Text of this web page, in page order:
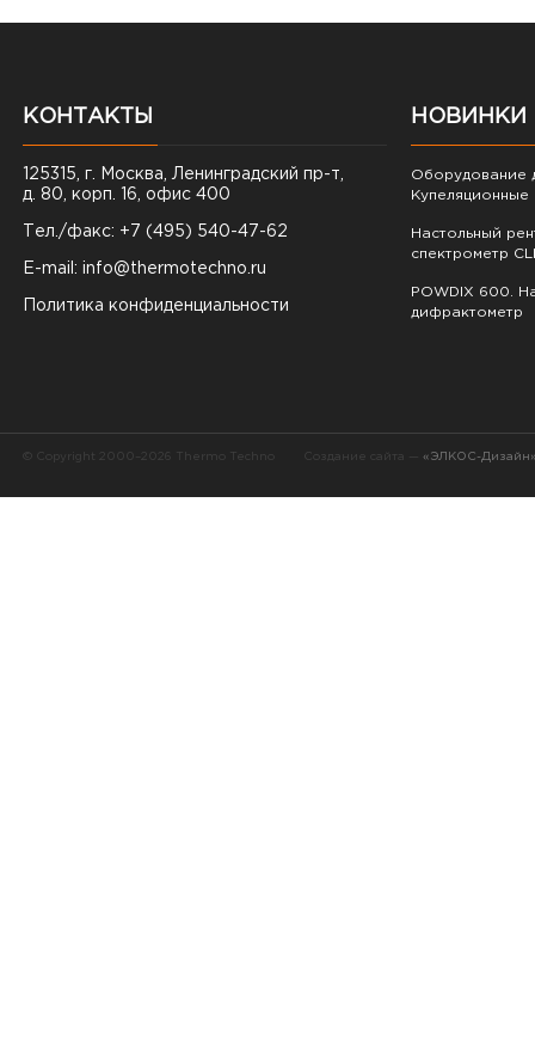
КОНТАКТЫ
125315, г. Москва, Ленинградский пр-т,
д. 80, корп. 16, офис 400
Тел./факс: +7 (495) 540-47-62
E-mail: info@thermotechno.ru
Политика конфиденциальности
НОВИНКИ
Оборудование
Купеляционные
Настольный
спектрометр
POWDIX 600.
дифрактометр
© Copyright 2000–2026 Thermo Techno Создание сайта — «ЭЛКОС-